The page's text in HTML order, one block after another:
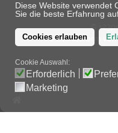
Diese Website verwendet
Sie die beste Erfahrung
Cookies erlauben
Cookie Auswahl:
Erforderlich
Marketing
©
eine Plattform